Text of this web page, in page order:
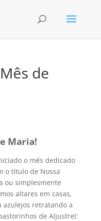
de
Maria!
o mês dedicado
o título de Nossa
ou simplesmente
altares em casas,
azulejos retratando a
de Aljustrel: